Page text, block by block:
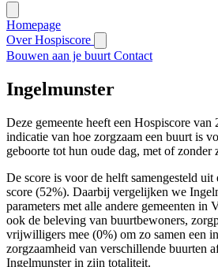
Homepage
Over Hospiscore
Bouwen aan je buurt Contact
Ingelmunster
Deze gemeente heeft een Hospiscore van
indicatie van hoe zorgzaam een buurt is
geboorte tot hun oude dag, met of zonder
De score is voor de helft samengesteld uit
score (52%). Daarbij vergelijken we
parameters met alle andere gemeenten in
ook de beleving van buurtbewoners,
vrijwilligers mee (0%) om zo samen een
zorgzaamheid van verschillende buurten
Ingelmunster in zijn totaliteit.